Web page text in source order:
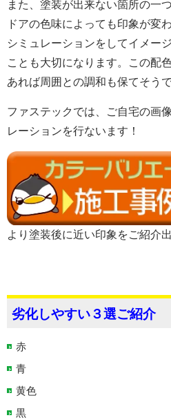
また、塗装が出来ない箇所の一
ドアの色味によっても印象が変
シミュレーションをしてイメー
ことも大切になります。この配
あれば周囲との調和も保てそうで
ファステックでは、ご自宅の画
レーションを行ないます！
より塗装後に近い印象をご紹介
劣化しやすい３選ご紹介
赤
青
黄色
黒